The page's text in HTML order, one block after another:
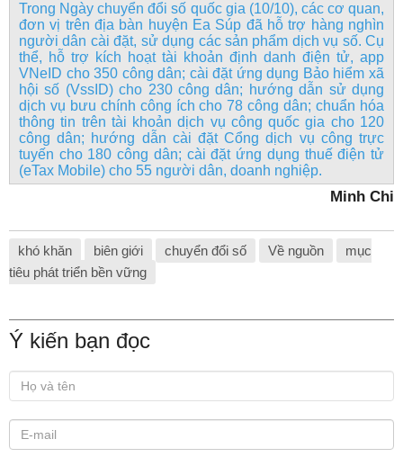
Trong Ngày chuyển đổi số quốc gia (10/10), các cơ quan,
đơn vị trên địa bàn huyện Ea Súp đã hỗ trợ hàng nghìn
người dân cài đặt, sử dụng các sản phẩm dịch vụ số. Cụ
thể, hỗ trợ kích hoạt tài khoản định danh điện tử, app
VNeID cho 350 công dân; cài đặt ứng dụng Bảo hiểm xã
hội số (VssID) cho 230 công dân; hướng dẫn sử dụng
dịch vụ bưu chính công ích cho 78 công dân; chuẩn hóa
thông tin trên tài khoản dịch vụ công quốc gia cho 120
công dân; hướng dẫn cài đặt Cổng dịch vụ công trực
tuyến cho 180 công dân; cài đặt ứng dụng thuế điện tử
(eTax Mobile) cho 55 người dân, doanh nghiệp.
Minh Chi
khó khăn biên giới chuyển đổi số Về nguồn
mục
tiêu phát triển bền vững
Ý kiến bạn đọc